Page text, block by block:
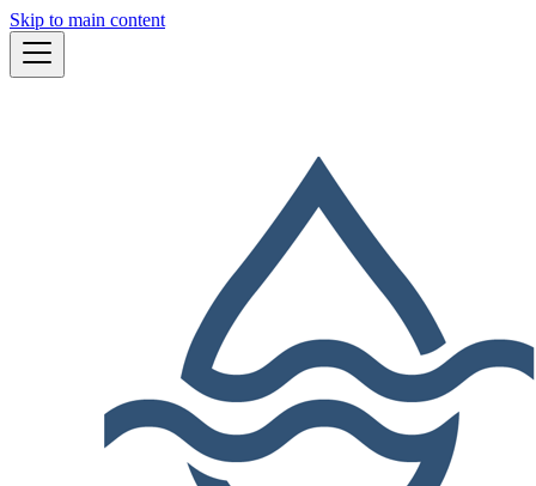
Skip to main content